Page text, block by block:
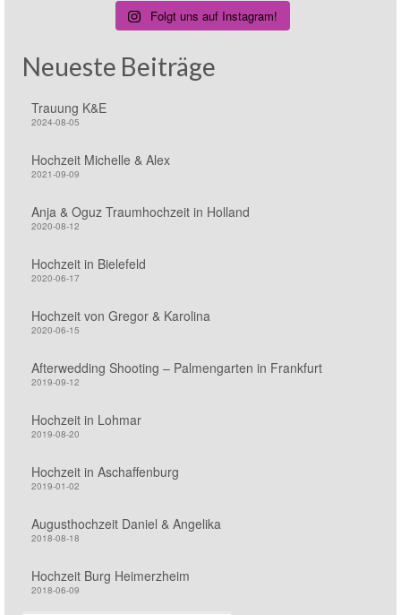
Folgt uns auf Instagram!
Neueste Beiträge
Trauung K&E
2024-08-05
Hochzeit Michelle & Alex
2021-09-09
Anja & Oguz Traumhochzeit in Holland
2020-08-12
Hochzeit in Bielefeld
2020-06-17
Hochzeit von Gregor & Karolina
2020-06-15
Afterwedding Shooting – Palmengarten in Frankfurt
2019-09-12
Hochzeit in Lohmar
2019-08-20
Hochzeit in Aschaffenburg
2019-01-02
Augusthochzeit Daniel & Angelika
2018-08-18
Hochzeit Burg Heimerzheim
2018-06-09